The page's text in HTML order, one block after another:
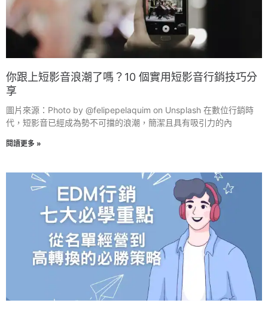
你跟上短影音浪潮了嗎？10 個實用短影音行銷技巧分
享
圖片來源：Photo by @felipepelaquim on Unsplash 在數位行銷時
代，短影音已經成為勢不可擋的浪潮，簡潔且具有吸引力的內
閱讀更多 »